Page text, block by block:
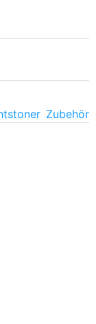
Zubehör